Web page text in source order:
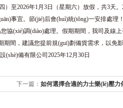
）至2026年1月3日（星期六）放假，共3天
事宜。節(jié)后會(huì)統(tǒng)一安排處理
協(xié)調(diào)處理。假期期間，我司及線
間，建議您提前規(guī)劃備貨需求，以免
(shè)備有限公司2025年12月30日
下一篇： 如何選擇合適的力士樂(lè)壓力